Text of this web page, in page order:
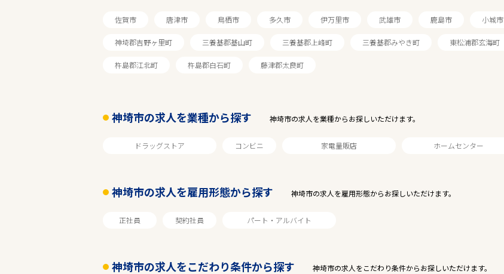
雇用形態
佐賀市 唐津市 鳥栖市 多久市 伊万里市 武雄市 鹿島市 小城市
神埼郡吉野ヶ里町 三養基郡基山町 三養基郡上峰町 三養基郡みやき町 東松浦郡玄海町
杵島郡江北町 杵島郡白石町 藤津郡太良町
神埼市の求人を業種から探す 神埼市の求人を業種からお探しいただけます。
ドラッグストア コンビニ 家電量販店 ホームセンター
神埼市の求人を雇用形態から探す 神埼市の求人を雇用形態からお探しいただけます。
正社員 契約社員 パート・アルバイト
神埼市の求人をこだわり条件から探す 神埼市の求人をこだわり条件からお探しいただけます。